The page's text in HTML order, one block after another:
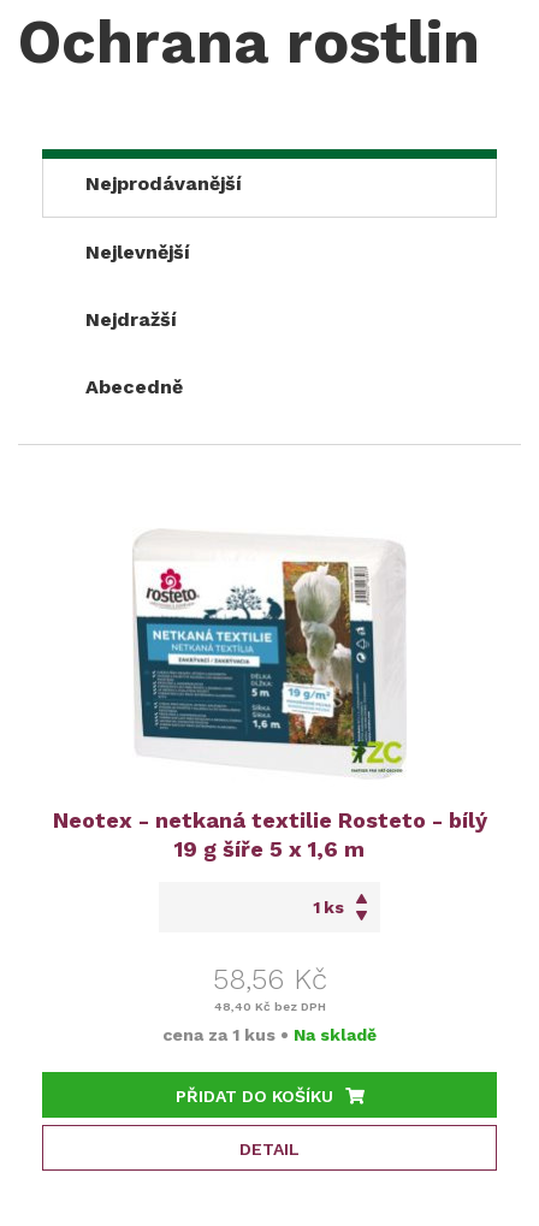
Ochrana rostlin
Nejprodávanější
Nejlevnější
Nejdražší
Abecedně
Neotex - netkaná textilie Rosteto - bílý
19 g šíře 5 x 1,6 m
ks
58,56 Kč
48,40 Kč bez DPH
cena za 1 kus • Na skladě
PŘIDAT DO KOŠÍKU
DETAIL